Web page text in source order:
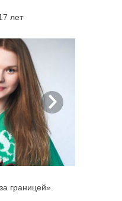
17 лет
границей».